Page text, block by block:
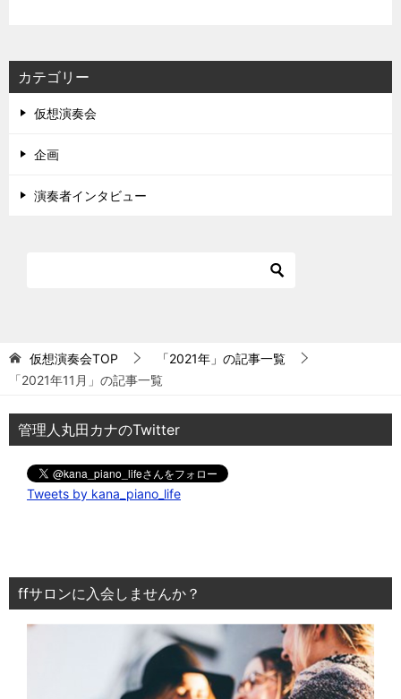
カテゴリー
仮想演奏会
企画
演奏者インタビュー
仮想演奏会TOP
「2021年」の記事一覧
「2021年11月」の記事一覧
管理人丸田カナのTwitter
Tweets by kana_piano_life
ffサロンに入会しませんか？